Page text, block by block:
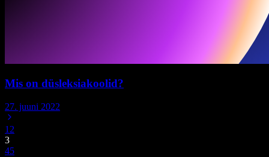
Mis on düsleksiakoolid?
27. juuni 2022
1 2
3
45